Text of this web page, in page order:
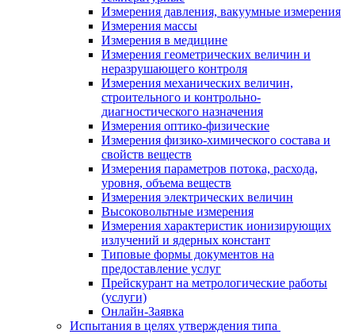
Измерения давления, вакуумные измерения
Измерения массы
Измерения в медицине
Измерения геометрических величин и
неразрушающего контроля
Измерения механических величин,
строительного и контрольно-
диагностического назначения
Измерения оптико-физические
Измерения физико-химического состава и
свойств веществ
Измерения параметров потока, расхода,
уровня, объема веществ
Измерения электрических величин
Высоковольтные измерения
Измерения характеристик ионизирующих
излучений и ядерных констант
Типовые формы документов на
предоставление услуг
Прейскурант на метрологические работы
(услуги)
Онлайн-Заявка
Испытания в целях утверждения типа